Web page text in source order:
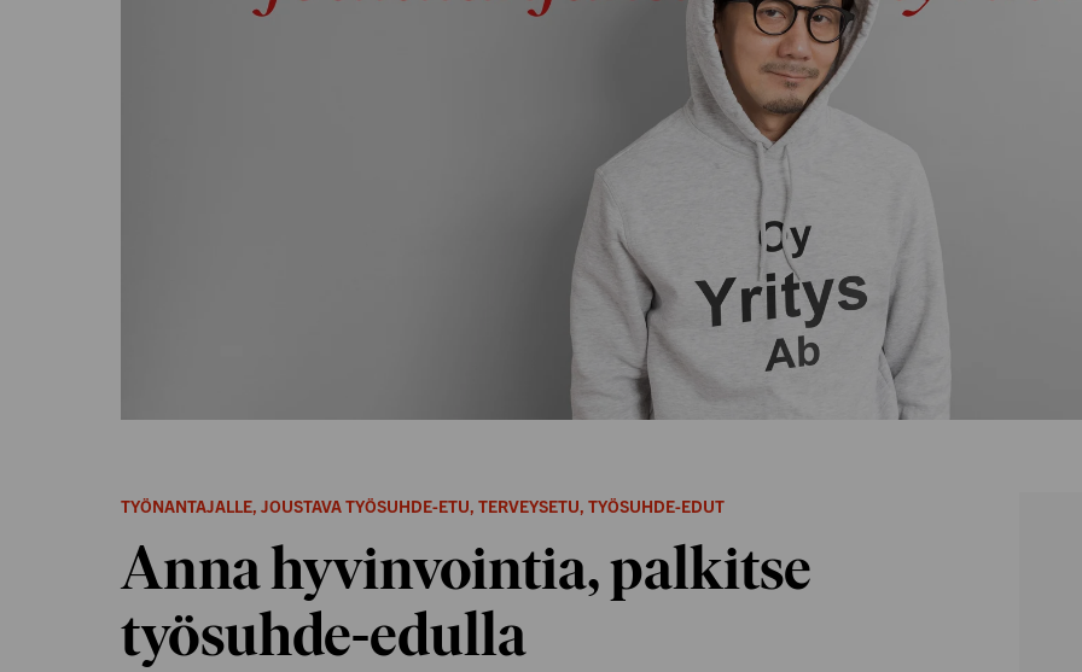
TYÖNANTAJALLE, JOUSTAVA TYÖSUHDE-ETU, TERVEYSETU, TYÖSUHDE-EDUT
Anna hyvinvointia, palkitse
työsuhde-edulla